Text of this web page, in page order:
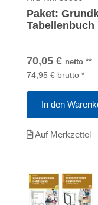
Paket:
70,05 € netto **
74,95 € brutto *
In den
Auf Merkzettel